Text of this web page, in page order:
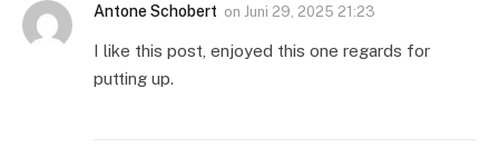
Antone Schobert on Juni 29, 2025 21:23
I like this post, enjoyed this one regards for
putting up.